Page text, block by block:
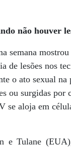
não houver
semana
de lesões nos
o ato sexual na
ou surgidas
se aloja em
e Tulane